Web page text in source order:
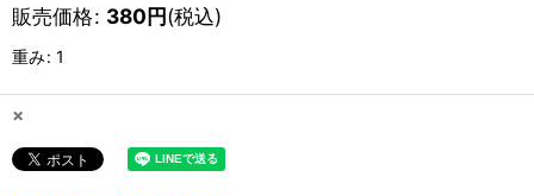
販売価格: 380円(税込)
重み: 1
×